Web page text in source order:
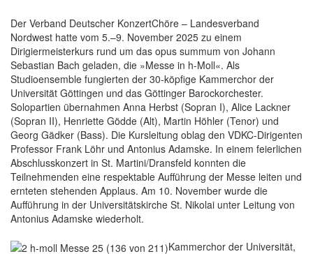
Der Verband Deutscher KonzertChöre – Landesverband
Nordwest hatte vom 5.–9. November 2025 zu einem
Dirigiermeisterkurs rund um das opus summum von Johann
Sebastian Bach geladen, die »Messe in h-Moll«. Als
Studioensemble fungierten der 30-köpfige Kammerchor der
Universität Göttingen und das Göttinger Barockorchester.
Solopartien übernahmen Anna Herbst (Sopran I), Alice Lackner
(Sopran II), Henriette Gödde (Alt), Martin Höhler (Tenor) und
Georg Gädker (Bass). Die Kursleitung oblag den VDKC-Dirigenten
Professor Frank Löhr und Antonius Adamske. In einem feierlichen
Abschlusskonzert in St. Martini/Dransfeld konnten die
Teilnehmenden eine respektable Aufführung der Messe leiten und
ernteten stehenden Applaus. Am 10. November wurde die
Aufführung in der Universitätskirche St. Nikolai unter Leitung von
Antonius Adamske wiederholt.
Kammerchor der Universität,